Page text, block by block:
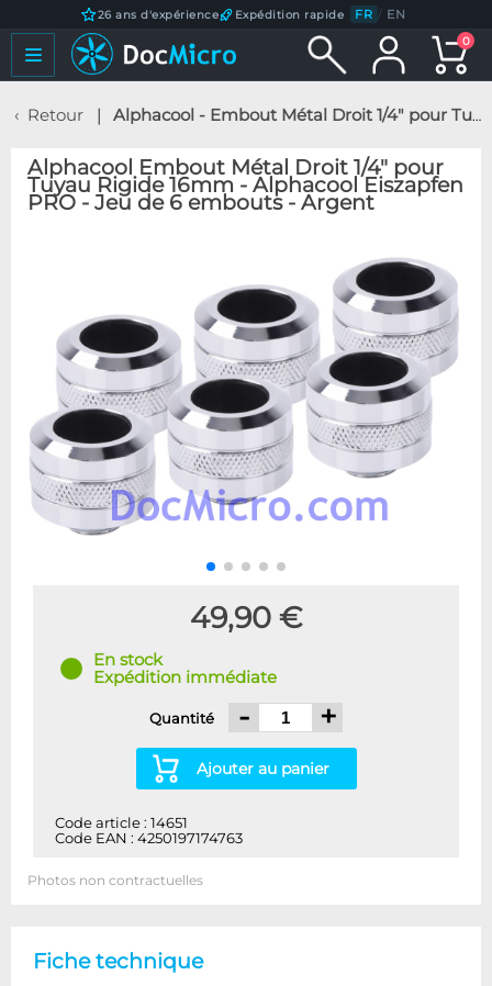
26 ans d'expérience Expédition rapide FR / EN
0
Retour Alphacool - Embout Métal Droit 1/4" pour Tuyau Rigide 16mm - Alphacool Eiszapfen PRO - Jeu de 6 embouts - Argent
Alphacool Embout Métal Droit 1/4" pour
Tuyau Rigide 16mm - Alphacool Eiszapfen
PRO - Jeu de 6 embouts - Argent
49,90 €
En stock
Expédition immédiate
Quantité - +
Ajouter au panier
Code article : 14651
Code EAN : 4250197174763
Photos non contractuelles
Fiche technique